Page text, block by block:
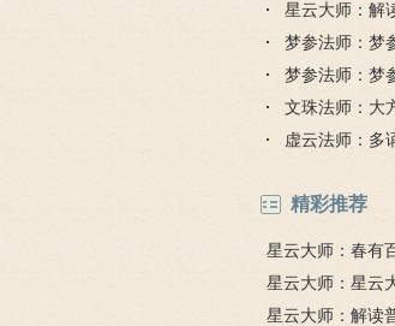
吗？
星云大师：解
品全文）
梦参法师：梦
梦参法师：梦
文珠法师：大
虚云法师：多
精彩推荐
星云大师：春有
有月，夏有凉风冬
若无闲事挂心头，
星云大师：星云
《心经》
星云大师：解读